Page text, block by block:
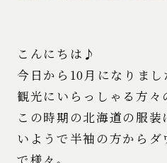
こんにちは♪
今日から10月になりまし
観光にいらっしゃる方々
この時期の北海道の服
いようで半袖の方から
で様々。